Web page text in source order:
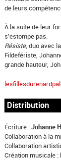
de leurs
À la suite de leur
s’estompe pas.
Résiste, duo avec
Fildefériste,
grande hauteur,
Distribution
Écriture :Johanne
Collaboration à la
Collaboration
Création musicale :